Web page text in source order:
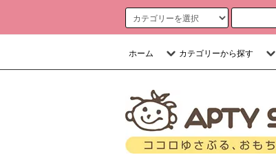
ホーム カテゴリーから探す